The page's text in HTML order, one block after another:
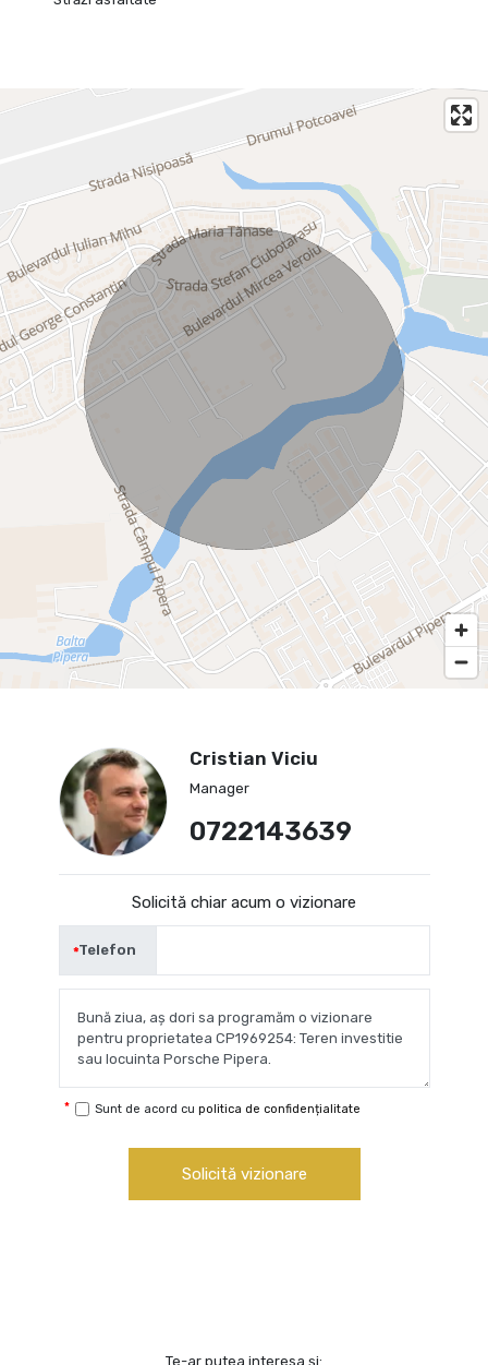
Cristian Viciu
Manager
0722143639
Solicită chiar acum o vizionare
Telefon
Sunt de acord cu politica de confidențialitate
Solicită vizionare
Te-ar putea interesa și: